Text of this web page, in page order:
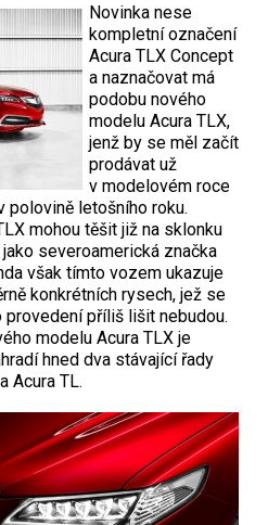
Novinka nese
kompletní označení
Acura TLX Concept
a naznačovat má
podobu nového
modelu Acura TLX,
jenž by se měl začít
prodávat už
v modelovém roce
polovině letošního roku.
mohou těšit již na sklonku
severoamerická značka
však tímto vozem ukazuje
konkrétních rysech, jež se
příliš lišit nebudou.
modelu Acura TLX je
hned dva stávající řady
Acura TL.